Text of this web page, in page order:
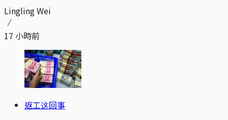
Lingling Wei
17 小時前
返工这回事